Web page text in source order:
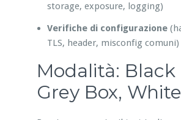
storage, exposure, logging)
Verifiche di configurazione
TLS, header, misconfig comuni)
Modalità: Black
Grey Box,